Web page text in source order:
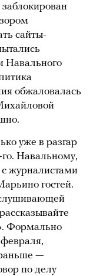
сайты-
Навального
обжаловалась
уже в разгар
Навальному,
журналистами
гостей.
Формально
—
по делу